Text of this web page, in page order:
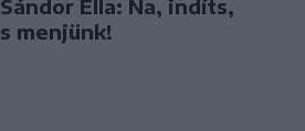
Sándor Ella: Na, indíts,
s menjünk!